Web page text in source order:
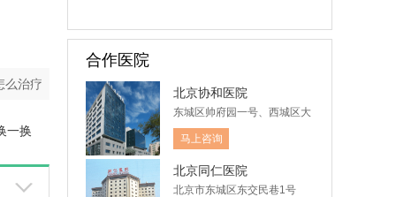
么治疗
一换
合作医院
北京协和医院
东城区帅府园一号、西城区大
木仓胡同41号
马上咨询
北京同仁医院
北京市东城区东交民巷1号